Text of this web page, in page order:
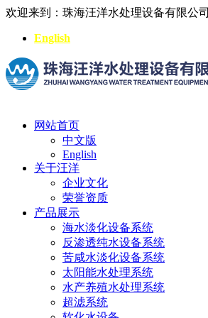
欢迎来到：珠海汪洋水处理设备有限公司
English
网站首页
中文版
English
关于汪洋
企业文化
荣誉资质
产品展示
海水淡化设备系统
反渗透纯水设备系统
苦咸水淡化设备系统
太阳能水处理系统
水产养殖水处理系统
超滤系统